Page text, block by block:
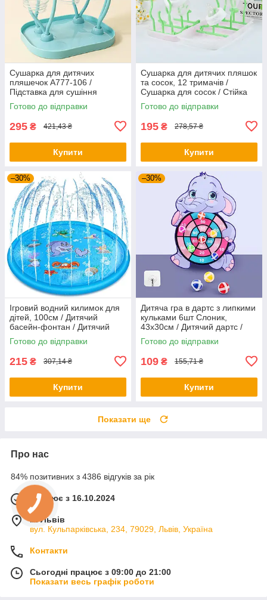
Сушарка для дитячих
пляшечок A777-106 /
Підставка для сушіння
пляшечок та сосок
Готово до відправки
295 ₴ 421,43 ₴
Купити
Сушарка для дитячих пляшок
та сосок, 12 тримачів /
Сушарка для сосок / Стійка
для сушіння дитячих пляшок
Готово до відправки
195 ₴ 278,57 ₴
Купити
–30%
Ігровий водний килимок для
дітей, 100см / Дитячий
басейн-фонтан / Дитячий
фонтан / Надувний басейн
для дітей
Готово до відправки
215 ₴ 307,14 ₴
Купити
–30%
Дитяча гра в дартс з липкими
кульками 6шт Слоник,
43х30см / Дитячий дартс /
Дартс для дітей з м'ячиками
Готово до відправки
109 ₴ 155,71 ₴
Купити
Показати ще
Про нас
84% позитивних з 4386 відгуків за рік
Працює з 16.10.2024
м. Львів
вул. Кульпарківська, 234, 79029, Львів, Україна
Контакти
Сьогодні працює з 09:00 до 21:00
Показати весь графік роботи